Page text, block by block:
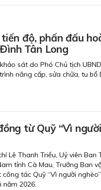
độ, phấn đấu
sử Đình Tân
sát do Phó Chủ tịch
nâng cấp, sửa chữa, tu bổ
từ Quỹ “Vì
Lê Thanh Triều, Uỷ viên
tỉnh Cà Mau, Trưởng Ban
công tác Quỹ “Vì người
2026.